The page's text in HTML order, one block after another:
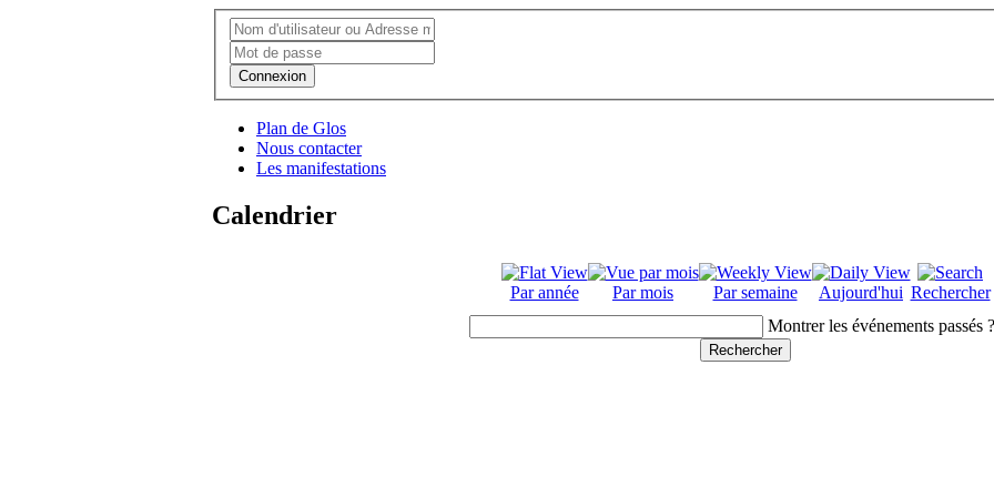
Connexion
Plan de Glos
Nous contacter
Les manifestations
Calendrier
Par année Par mois Par semaine Aujourd'hui Rechercher
Montrer les événements passés ?